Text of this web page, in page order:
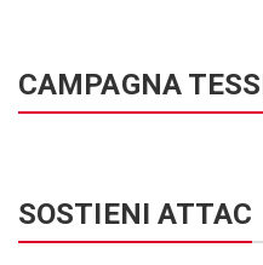
CAMPAGNA
SOSTIENI ATTAC